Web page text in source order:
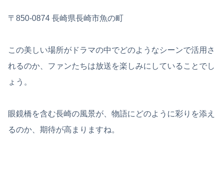
〒850-0874 長崎県長崎市魚の町
この美しい場所がドラマの中でどのようなシーンで活用さ
れるのか、ファンたちは放送を楽しみにしていることでし
ょう。
眼鏡橋を含む長崎の風景が、物語にどのように彩りを添え
るのか、期待が高まりますね。